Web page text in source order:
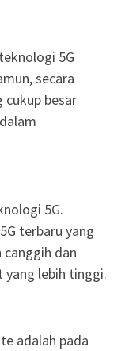
5G
secara
cukup besar
5G.
terbaru yang
dan
yang lebih tinggi.
adalah pada